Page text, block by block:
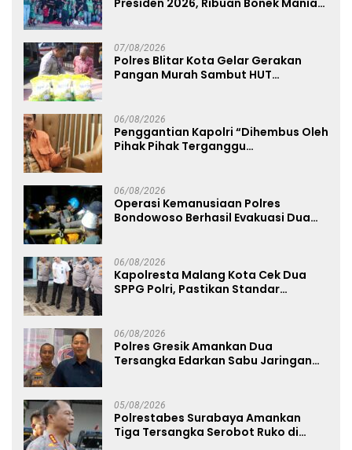
07/08/2026
Polres Blitar Kota Gelar Gerakan
Pangan Murah Sambut HUT
06/08/2026
Penggantian Kapolri “Dihembus Oleh
Pihak Pihak Terganggu
06/08/2026
Operasi Kemanusiaan Polres
Bondowoso Berhasil Evakuasi Dua
06/08/2026
Kapolresta Malang Kota Cek Dua
SPPG Polri, Pastikan Standar
06/08/2026
Polres Gresik Amankan Dua
Tersangka Edarkan Sabu Jaringan
05/08/2026
Polrestabes Surabaya Amankan
Tiga Tersangka Serobot Ruko di